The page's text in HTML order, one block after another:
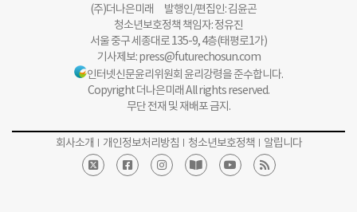
(주)더나은미래 발행인/편집인: 김윤곤
청소년보호정책 책임자: 정유진
서울 중구 세종대로 135-9, 4층(태평로1가)
기사제보:press@futurechosun.com
인터넷신문윤리위원회 윤리강령을 준수합니다.
Copyright 더나은미래 All rights reserved.
무단 전재 및 재배포 금지.
회사소개 개인정보처리방침 청소년보호정책 알립니다